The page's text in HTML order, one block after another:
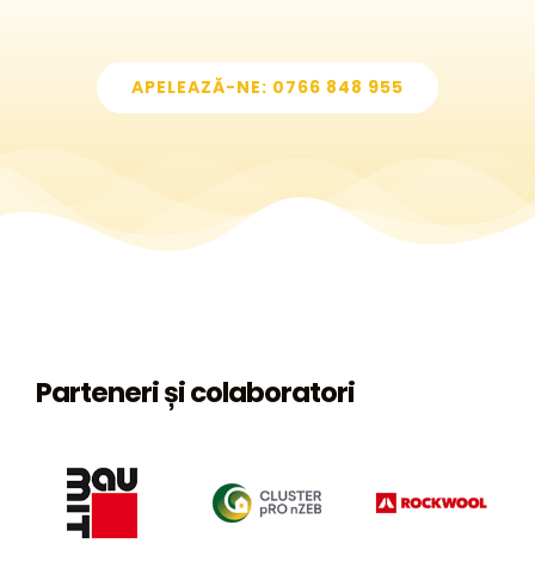
APELEAZĂ-NE: 0766 848 955
Parteneri și colaboratori